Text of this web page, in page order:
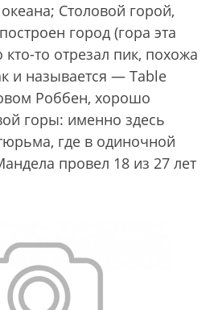
Столовой горой,
город (гора эта
кто-то отрезал пик, похожа
и называется — Table
Роббен, хорошо
горы: именно здесь
где в одиночной
провел 18 из 27 лет